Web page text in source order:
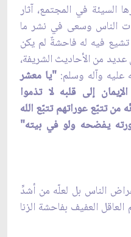
السيئة في المجتمع، آثار
الناس وسعى في نشر ما
تشيع فيه له فاحشةٌ لم يكن
من الأحاديث الشريفة،
عليه وآله وسلم:"يا معشر
إلى قلبه لا تذموا
من تتبّع عوراتهم تتبّع الله
يفضحه ولو في بيته"
الناس بل لعلّه من أشدِّ
العفيف بفاحشة الزنا